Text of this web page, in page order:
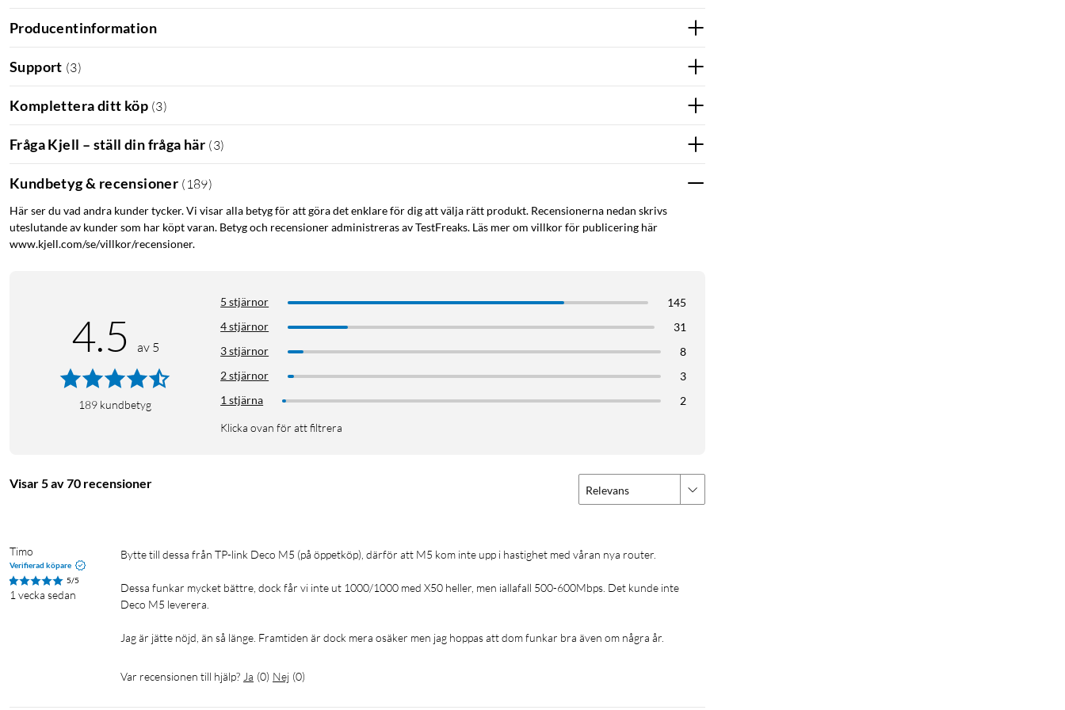
TP-link Deco X50-PoE
Producentinformation
Support (3)
Komplettera ditt köp (3)
Fråga Kjell – ställ din fråga här (3)
Kundbetyg & recensioner ( 189)
Här ser du vad andra kunder tycker. Vi visar alla betyg för att göra det enklare för dig att välja rätt produkt. Recensionerna nedan skrivs
uteslutande av kunder som har köpt varan. Betyg och recensioner administreras av TestFreaks. Läs mer om villkor för publicering här
www.kjell.com/se/villkor/recensioner.
4.5 av 5
189 kundbetyg
5 stjärnor
145
4 stjärnor
31
3 stjärnor
8
2 stjärnor
3
1 stjärna
2
Klicka ovan för att filtrera
Visar 5 av 70 recensioner Relevans
Timo
Verifierad köpare
5/5
1 vecka sedan
Bytte till dessa från TP-link Deco M5 (på öppetköp), därför att M5 kom inte upp i hastighet med våran nya router.
Dessa funkar mycket bättre, dock får vi inte ut 1000/1000 med X50 heller, men iallafall 500-600Mbps. Det kunde inte
Deco M5 leverera.
Jag är jätte nöjd, än så länge. Framtiden är dock mera osäker men jag hoppas att dom funkar bra även om några år.
Var recensionen till hjälp? Ja (0) Nej (0)